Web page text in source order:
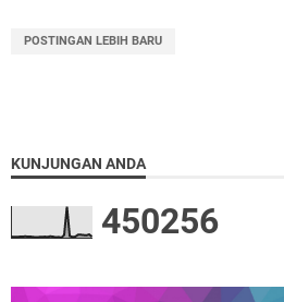
POSTINGAN LEBIH BARU
KUNJUNGAN ANDA
450256